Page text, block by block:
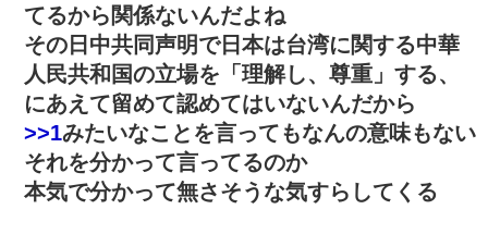
てるから関係ないんだよね
その日中共同声明で日本は台湾に関する中華
人民共和国の立場を「理解し、尊重」する、
にあえて留めて認めてはいないんだから
>>1みたいなことを言ってもなんの意味もない
それを分かって言ってるのか
本気で分かって無さそうな気すらしてくる